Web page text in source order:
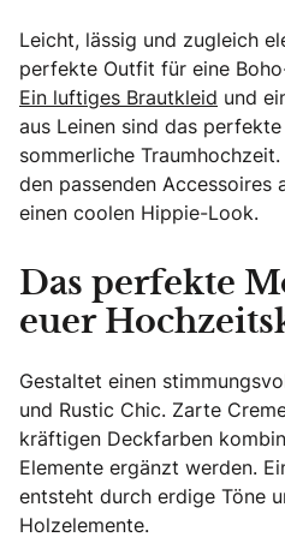
Leicht, lässig und zugleich
perfekte Outfit für eine
Ein luftiges Brautkleid und
aus Leinen sind das
sommerliche
den passenden Accessoires
einen coolen Hippie-Look.
Das perfekte
euer
Gestaltet einen
und Rustic Chic. Zarte
kräftigen Deckfarben
Elemente ergänzt werden.
entsteht durch erdige Töne
Holzelemente.